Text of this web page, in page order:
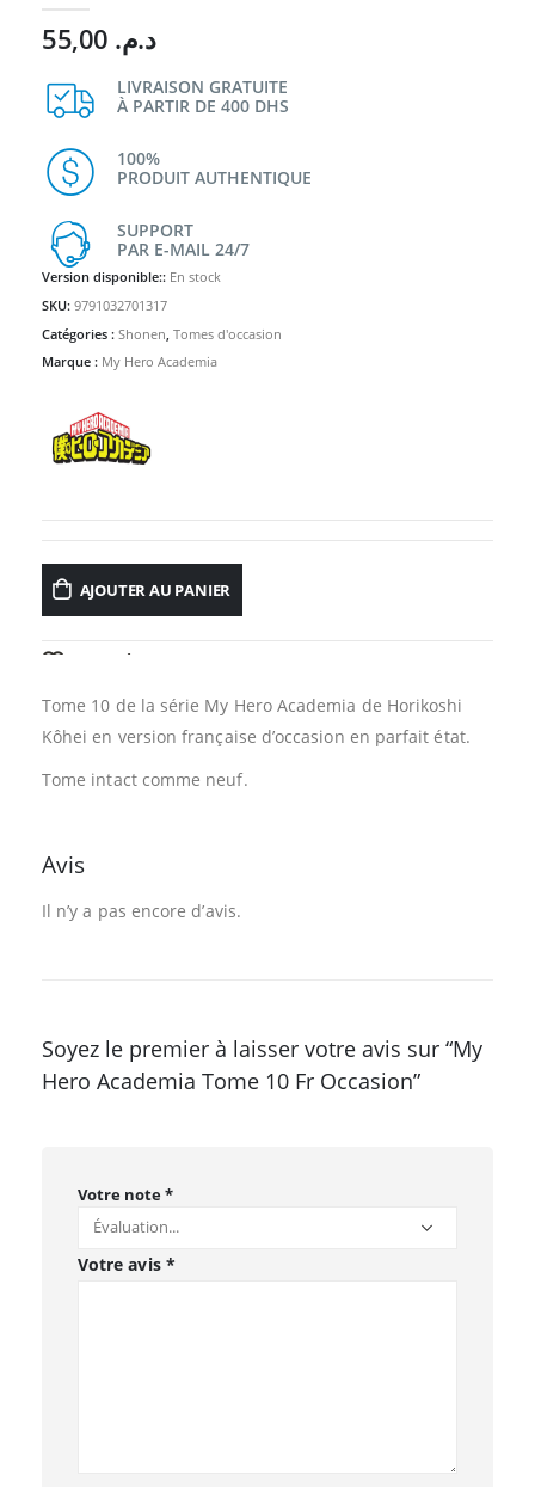
د.م.
LIVRAISON GRATUITE
À PARTIR DE 400 DHS
100%
PRODUIT AUTHENTIQUE
SUPPORT
PAR E-MAIL 24/7
Version disponible:: En stock
SKU: 9791032701317
Catégories : Shonen Tomes d'occasion
Marque : My Hero Academia
AJOUTER AU PANIER
AJOUTER À LA LISTE D’ENVIES
Tome 10 de la série My Hero Academia de Horikoshi
Kôhei en version française d’occasion en parfait état.
Tome intact comme neuf.
Avis
Il n’y a pas encore d’avis.
Soyez le premier à laisser votre avis sur “My
Hero Academia Tome 10 Fr Occasion”
Votre note*
Votre avis *